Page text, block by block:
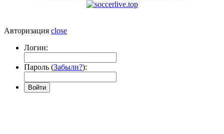
Авторизация close
Логин:
Пароль (Забыли?):
Войти